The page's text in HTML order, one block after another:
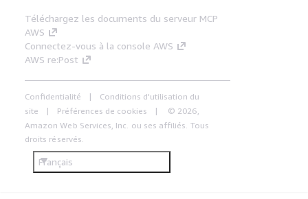
Téléchargez les documents du serveur MCP
AWS
Connectez-vous à la console AWS
AWS re:Post
Confidentialité
Conditions d'utilisation du
site
Préférences de cookies
© 2026,
Amazon Web Services, Inc. ou ses affiliés. Tous
droits réservés.
Français